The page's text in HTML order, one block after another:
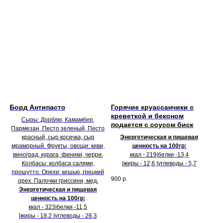
Борд Антипасто
Сыры: Дорблю, Камамбер,
Пармезан, Песто зеленый, Песто
красный, сыр косичка, сыр
мраморный. Фрукты, овощи: киви,
виноград, курага, финики, черри.
Колбасы: колбаса салями,
прошутто. Орехи: кешью, грецкий
орех. Палочки гриссини, мед.
Энергетическая и пищевая
ценность на 100гр:
ккал - 323|белки -11,5
|жиры - 18,2 |углеводы - 26,3
Горячие круассанчики с
креветкой и беконом
подается с соусом биск
Энергетическая и пищевая
ценность на 100гр:
ккал - 219|белки -13,4
|жиры - 12,6 |углеводы - 5,7
900 р.